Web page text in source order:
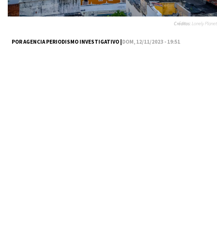
POR AGENCIA PERIODISMO INVESTIGATIVO |DOM, 12/11/2023 - 19:51
Créditos:Lonely Planet